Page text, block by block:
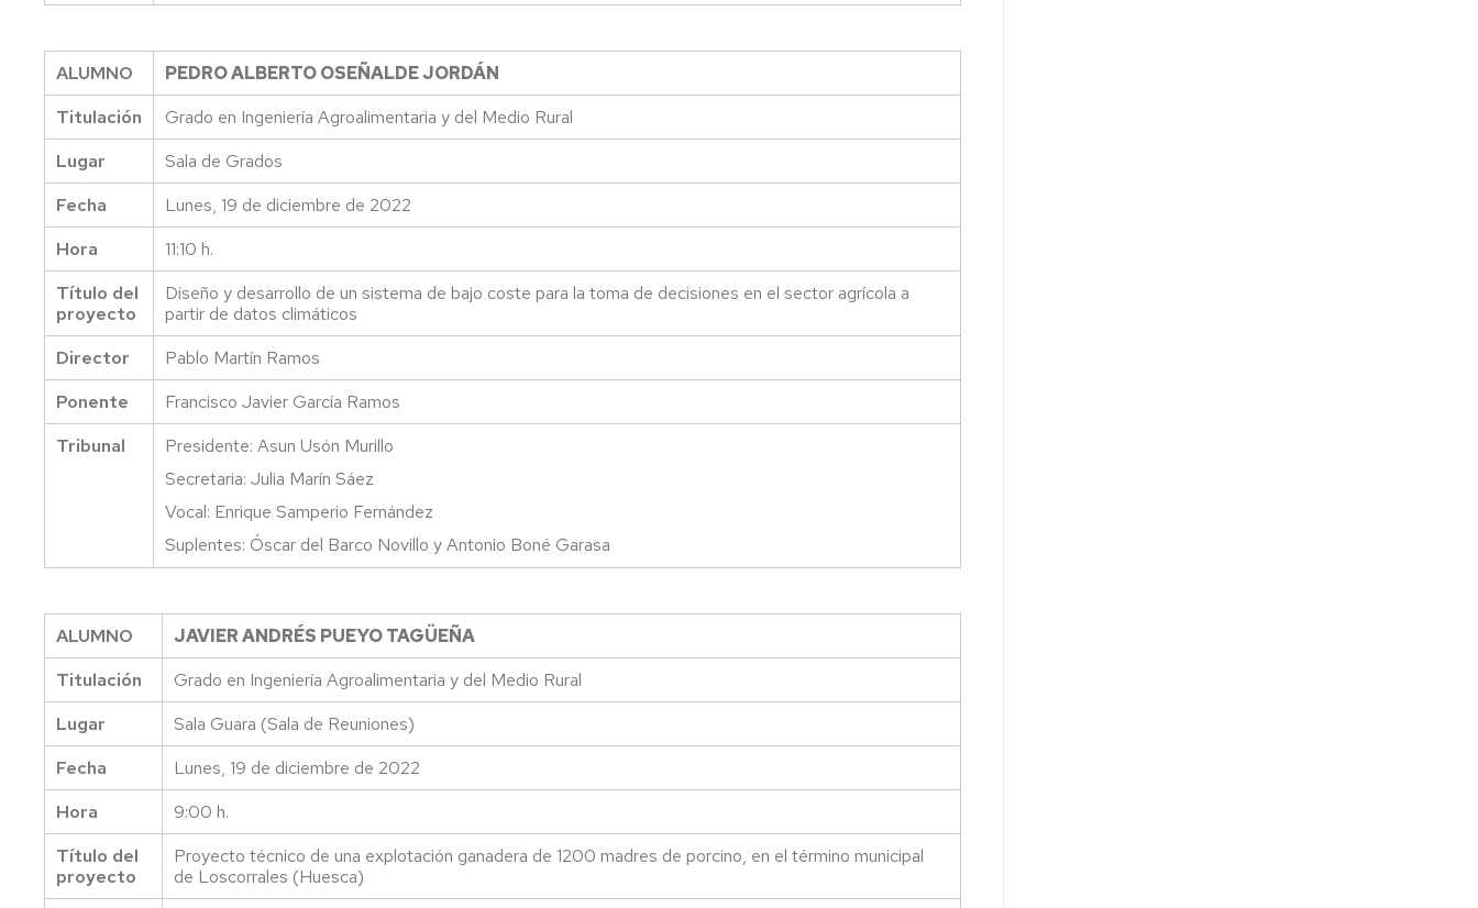
ALUMNO
PEDRO ALBERTO OSEÑALDE JORDÁN
Titulación
Grado en Ingeniería Agroalimentaria y del Medio Rural
Lugar
Sala de Grados
Fecha
Lunes, 19 de diciembre de 2022
Hora
11:10 h.
Título del
proyecto
Diseño y desarrollo de un sistema de bajo coste para la toma de decisiones en el sector agrícola a
partir de datos climáticos
Director
Pablo Martín Ramos
Ponente
Francisco Javier García Ramos
Tribunal
Presidente: Asun Usón Murillo
Secretaria: Julia Marín Sáez
Vocal: Enrique Samperio Fernández
Suplentes: Óscar del Barco Novillo y Antonio Boné Garasa
ALUMNO
JAVIER ANDRÉS PUEYO TAGÜEÑA
Titulación
Grado en Ingeniería Agroalimentaria y del Medio Rural
Lugar
Sala Guara (Sala de Reuniones)
Fecha
Lunes, 19 de diciembre de 2022
Hora
9:00 h.
Título del
proyecto
Proyecto técnico de una explotación ganadera de 1200 madres de porcino, en el término municipal
de Loscorrales (Huesca)